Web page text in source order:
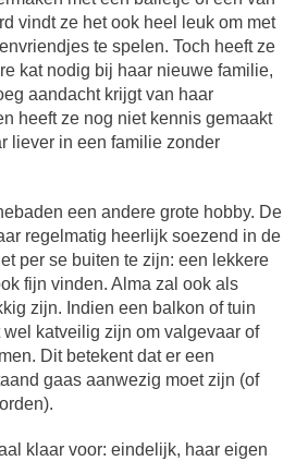
vindt ze het ook heel leuk om met
te spelen. Toch heeft ze
kat nodig bij haar nieuwe familie,
aandacht krijgt van haar
heeft ze nog niet kennis gemaakt
liever in een familie zonder
een andere grote hobby. De
regelmatig heerlijk soezend in de
per se buiten te zijn: een lekkere
fijn vinden. Alma zal ook als
zijn. Indien een balkon of tuin
katveilig zijn om valgevaar of
Dit betekent dat er een
gaas aanwezig moet zijn (of
klaar voor: eindelijk, haar eigen